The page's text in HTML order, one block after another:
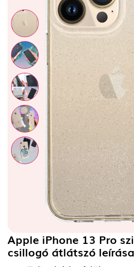
Apple iPhone 13 Pro
csillogó átlátszó leírása